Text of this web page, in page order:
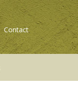
Contact